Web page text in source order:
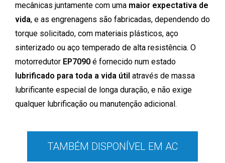
mecânicas juntamente com uma maior expectativa de
vida, e as engrenagens são fabricadas, dependendo do
torque solicitado, com materiais plásticos, aço
sinterizado ou aço temperado de alta resistência. O
motorredutor EP7090 é fornecido num estado
lubrificado para toda a vida útil através de massa
lubrificante especial de longa duração, e não exige
qualquer lubrificação ou manutenção adicional.
TAMBÉM DISPONÍVEL EM AC